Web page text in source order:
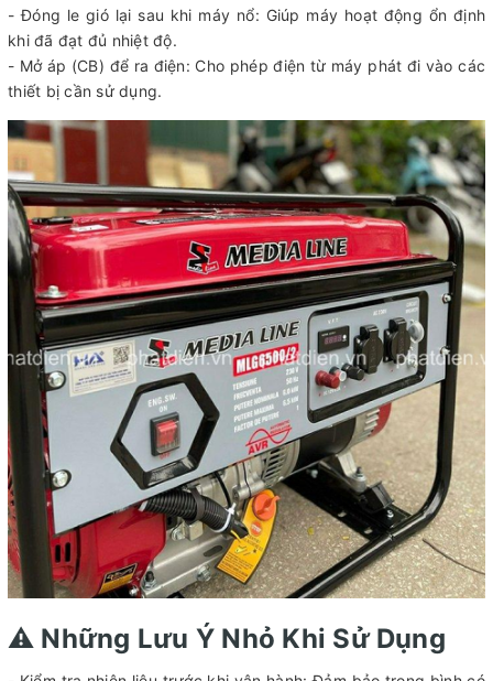
- Đóng le gió lại sau khi máy nổ: Giúp máy hoạt động ổn định
khi đã đạt đủ nhiệt độ.
- Mở áp (CB) để ra điện: Cho phép điện từ máy phát đi vào các
thiết bị cần sử dụng.
⚠️ Những Lưu Ý Nhỏ Khi Sử Dụng